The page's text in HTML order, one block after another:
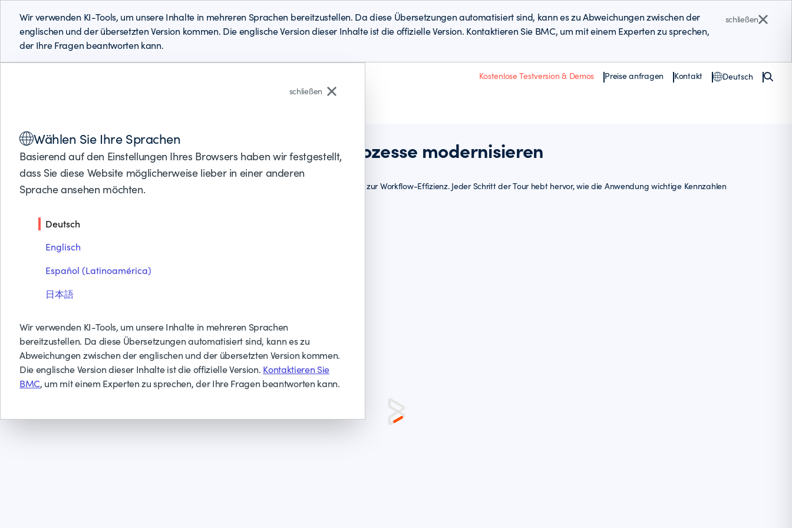
Kostenlose Testversion & Demos Preise anfragen Kontakt Deutsch
Wir verwenden KI-Tools, um unsere Inhalte in mehreren Sprachen bereitzustellen. Da diese Übersetzungen automatisiert sind, kann es zu Abweichungen zwischen der
englischen und der übersetzten Version kommen. Die englische Version dieser Inhalte ist die offizielle Version. Kontaktieren Sie BMC, um mit einem Experten zu sprechen,
der Ihre Fragen beantworten kann.
schließen
schließen
Wählen Sie Ihre Sprachen
Basierend auf den Einstellungen Ihres Browsers haben wir festgestellt,
dass Sie diese Website möglicherweise lieber in einer anderen
Sprache ansehen möchten.
Deutsch
Englisch
Español (Latinoamérica)
日本語
Wir verwenden KI-Tools, um unsere Inhalte in mehreren Sprachen
bereitzustellen. Da diese Übersetzungen automatisiert sind, kann es zu
Abweichungen zwischen der englischen und der übersetzten Version kommen.
Die englische Version dieser Inhalte ist die offizielle Version. Kontaktieren Sie
BMC, um mit einem Experten zu sprechen, der Ihre Fragen beantworten kann.
Mainframe-Entwicklungstools und -prozesse modernisieren
BMC AMI zAdviser Enterprise präsentiert Daten zur DevOps-Leistung, zur Einführung und zur Workflow-Effizienz. Jeder Schritt der Tour hebt hervor, wie die Anwendung wichtige Kennzahlen